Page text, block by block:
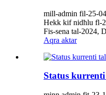
mill-admin fil-25-
Hekk kif nidħlu fl-
Fis-sena tal-2024,
Aqra aktar
Status